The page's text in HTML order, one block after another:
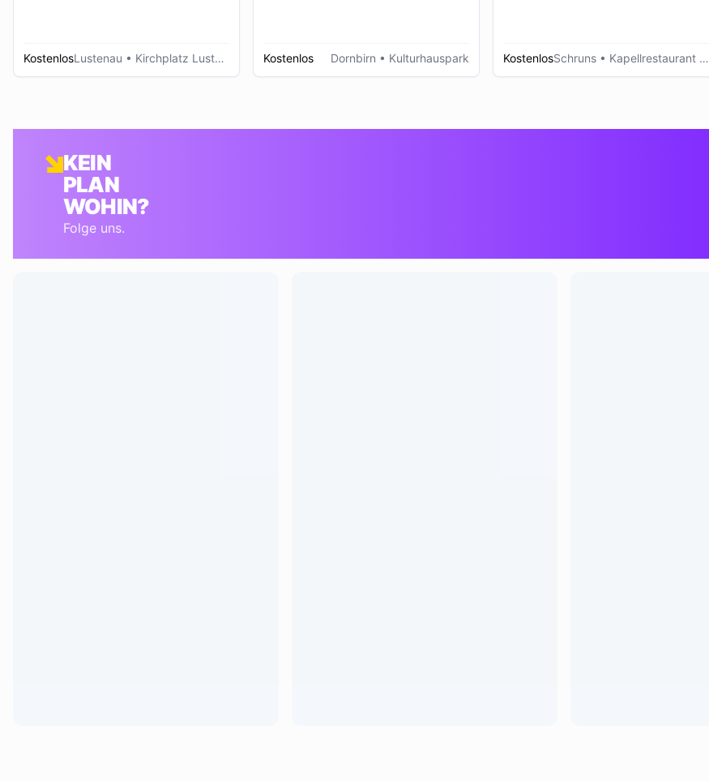
KostenlosLustenau • Kirchplatz Lustenau Kostenlos Dornbirn • Kulturhauspark KostenlosSchruns • Kapellrestaurant - Hochjoch
KEIN
PLAN
WOHIN?
Folge uns.